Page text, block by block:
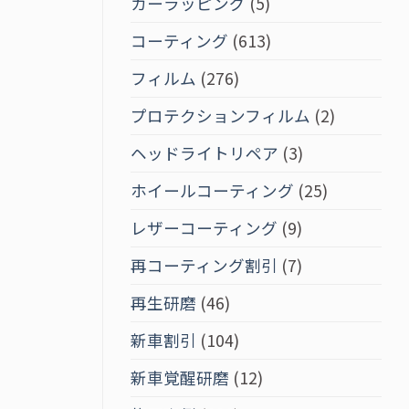
コーティング (613)
フィルム (276)
プロテクションフィルム (2)
ヘッドライトリペア (3)
ホイールコーティング (25)
レザーコーティング (9)
再コーティング割引 (7)
再生研磨 (46)
新車割引 (104)
新車覚醒研磨 (12)